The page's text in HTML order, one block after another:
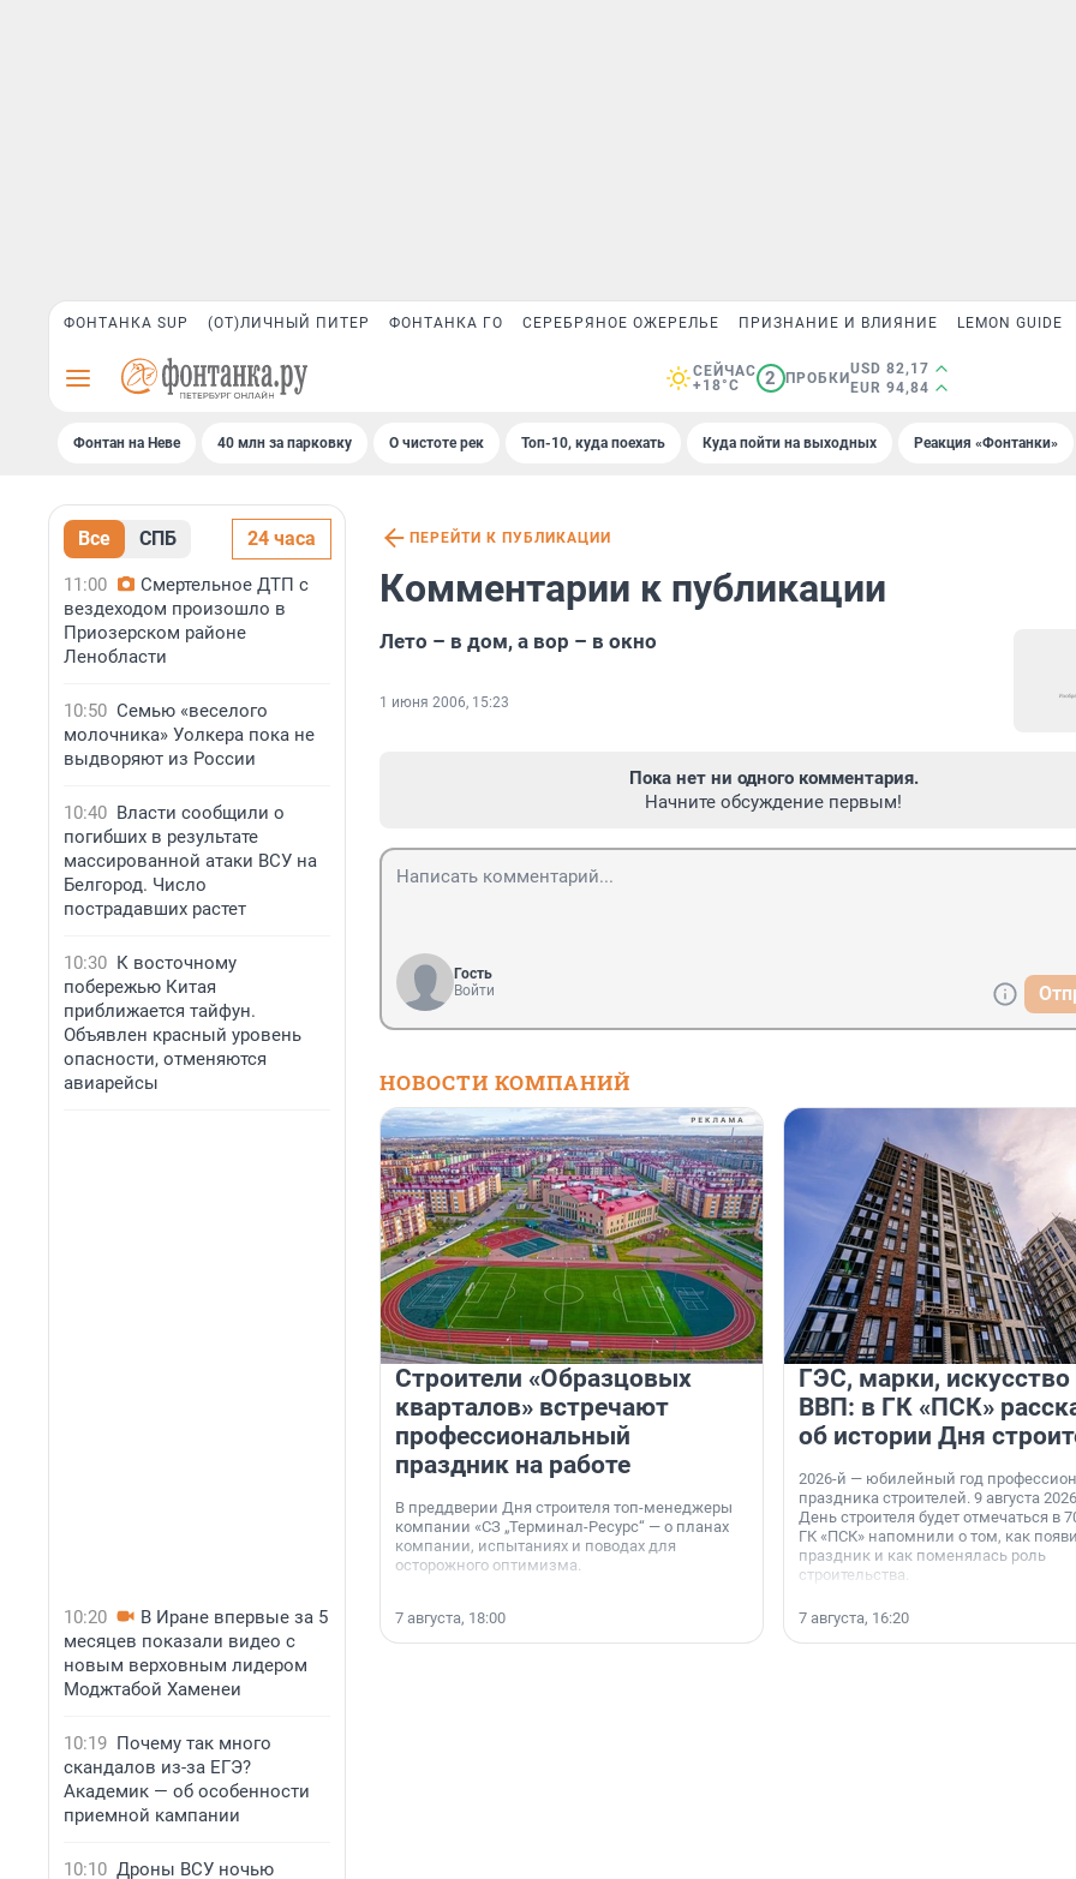
ФОНТАНКА SUP (ОТ)ЛИЧНЫЙ ПИТЕР ФОНТАНКА ГО СЕРЕБРЯНОЕ ОЖЕРЕЛЬЕ ПРИЗНАНИЕ И ВЛИЯНИЕ LEMON GUIDE
СЕЙЧАС
+18°C
2 ПРОБКИ
USD 82,17
EUR 94,84
Фонтан на Неве 40 млн за парковку О чистоте рек Топ-10, куда поехать Куда пойти на выходных Реакция «Фонтанки»
Все СПБ 24 часа
11:00
Смертельное ДТП с
вездеходом произошло в
Приозерском районе
Ленобласти
10:50 Семью «веселого
молочника» Уолкера пока не
выдворяют из России
10:40 Власти сообщили о
погибших в результате
массированной атаки ВСУ на
Белгород. Число
пострадавших растет
10:30 К восточному
побережью Китая
приближается тайфун.
Объявлен красный уровень
опасности, отменяются
авиарейсы
10:20
В Иране впервые за 5
месяцев показали видео с
новым верховным лидером
Моджтабой Хаменеи
10:19 Почему так много
скандалов из-за ЕГЭ?
Академик — об особенности
приемной кампании
10:10 Дроны ВСУ ночью
ПЕРЕЙТИ К ПУБЛИКАЦИИ
Комментарии к публикации
Лето – в дом, а вор – в окно
1 июня 2006, 15:23
Пока нет ни одного комментария.
Начните обсуждение первым!
Гость
Войти
НОВОСТИ КОМПАНИЙ
Строители «Образцовых
кварталов» встречают
профессиональный
праздник на работе
В преддверии Дня строителя топ-менеджеры
компании «СЗ „Терминал-Ресурс“ — о планах
компании, испытаниях и поводах для
осторожного оптимизма.
7 августа, 18:00
ГЭС, марки, искусство
ВВП: в ГК «ПСК»
об истории Дня
2026-й — юбилейный год
праздника строителей. 9 августа
День строителя будет отмечаться в
ГК «ПСК» напомнили о том, как
праздник и как поменялась роль
строительства.
7 августа, 16:20